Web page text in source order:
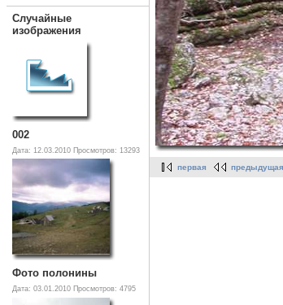
Случайные
изображения
002
Дата: 12.03.2010 Просмотров: 13293
Фото полонины
Дата: 03.01.2010 Просмотров: 4795
первая предыдущая